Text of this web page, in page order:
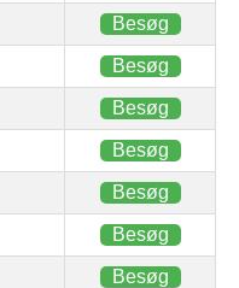
Besøg
Besøg
Besøg
Besøg
Besøg
Besøg
Besøg